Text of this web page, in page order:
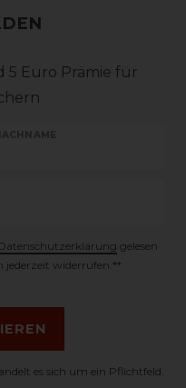
5 Euro Prämie für
gelesen
widerrufen.**
es sich um ein Pflichtfeld.